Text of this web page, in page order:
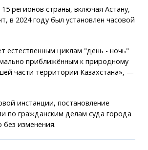
регионов страны, включая Астану,
в 2024 году был установлен часовой
естественным циклам "день - ночь"
приближённым к природному
части территории Казахстана», —
инстанции, постановление
по гражданским делам суда города
без изменения.